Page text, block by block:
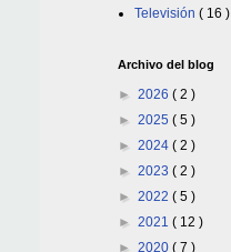
Televisión ( 16 )
Archivo del blog
► 2026 ( 2 )
► 2025 ( 5 )
► 2024 ( 2 )
► 2023 ( 2 )
► 2022 ( 5 )
► 2021 ( 12 )
► 2020 ( 7 )